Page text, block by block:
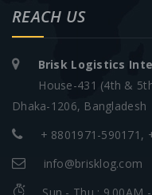
REACH US
Brisk Logistics
House-431 (4th &
Dhaka-1206, Bangladesh
+ 8801971-590171,
info@brisklog.com